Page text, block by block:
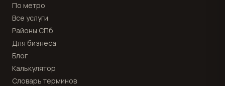
По метро
Все услуги
Районы СПб
Для бизнеса
Блог
Калькулятор
Словарь терминов